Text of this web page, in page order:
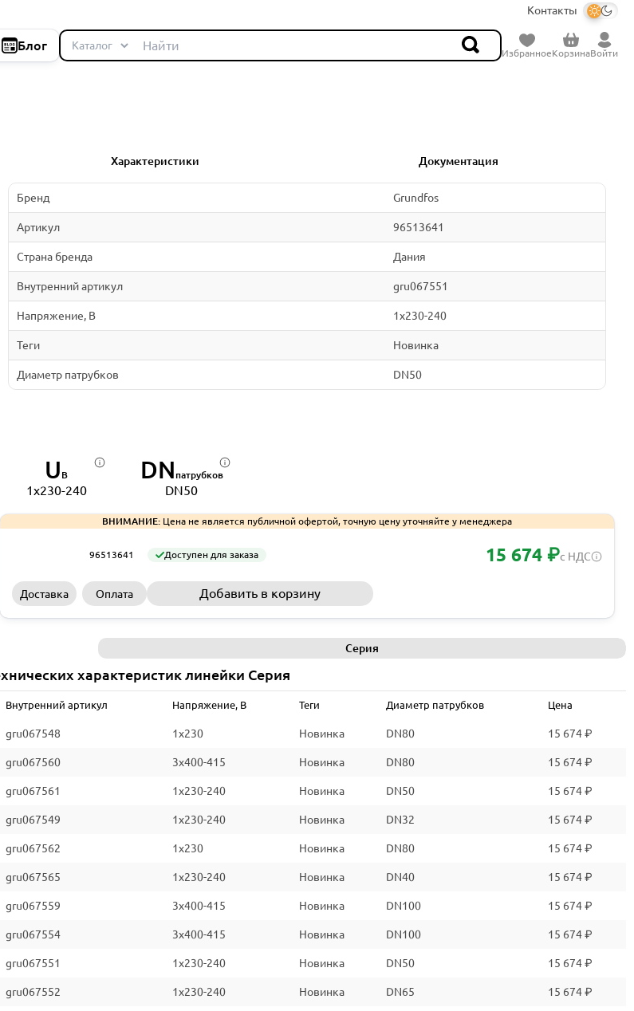
Контакты
Блог
ИзбранноеКорзинаВойти
Характеристики Документация
Бренд Grundfos
Артикул 96513641
Страна бренда Дания
Внутренний артикул gru067551
Напряжение, В 1x230-240
Теги Новинка
Диаметр патрубков DN50
U В
1x230-240
DN патрубков
DN50
ВНИМАНИЕ:Цена не является публичной офертой, точную цену уточняйте у менеджера
96513641 Доступен для заказа 15 674 ₽с НДС
Доставка Оплата Добавить в корзину
Серия
характеристик линейки Серия
Внутренний артикул Напряжение, В Теги Диаметр патрубков Цена
gru067548 1x230 Новинка DN80 15 674 ₽
gru067560 3x400-415 Новинка DN80 15 674 ₽
gru067561 1x230-240 Новинка DN50 15 674 ₽
gru067549 1x230-240 Новинка DN32 15 674 ₽
gru067562 1x230 Новинка DN80 15 674 ₽
gru067565 1x230-240 Новинка DN40 15 674 ₽
gru067559 3x400-415 Новинка DN100 15 674 ₽
gru067554 3x400-415 Новинка DN100 15 674 ₽
gru067551 1x230-240 Новинка DN50 15 674 ₽
gru067552 1x230-240 Новинка DN65 15 674 ₽